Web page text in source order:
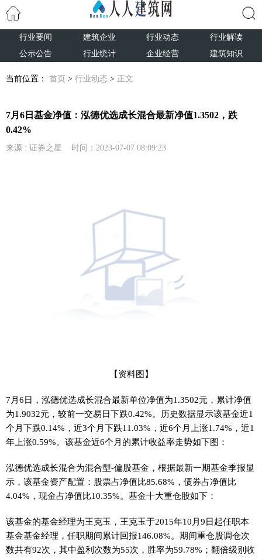
行业要闻 建筑企业 行业动态
行业解读
公示公告
行业统计 企业经营 建筑知识
当前位置： 首页 > 行业动态 > 正文
7月6日基金净值：泓德优选成长混合最新净值1.3502，跌
0.42%
来源 : 证券之星 时间：2023-07-07 08:09:23
【资料图】
7月6日，泓德优选成长混合最新单位净值为1.3502元，累计净值
为1.9032元，较前一交易日下跌0.42%。历史数据显示该基金近1
个月下跌0.14%，近3个月下跌11.03%，近6个月上涨1.74%，近1
年上涨0.59%。该基金近6个月的累计收益率走势如下图：
泓德优选成长混合为混合型-偏股基金，根据最新一期基金季报显
示，该基金资产配置：股票占净值比85.68%，债券占净值比
4.04%，现金占净值比10.35%。基金十大重仓股如下：
该基金的基金经理为王克玉，王克玉于2015年10月9日起任职本
基金基金经理，任职期间累计回报146.08%。期间重仓股调仓次
数共有92次，其中盈利次数为55次，胜率为59.78%；翻倍级别收